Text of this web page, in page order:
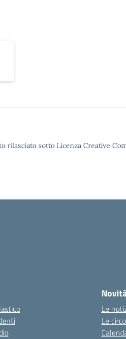
rilasciato sotto Licenza Creative
Le
Le